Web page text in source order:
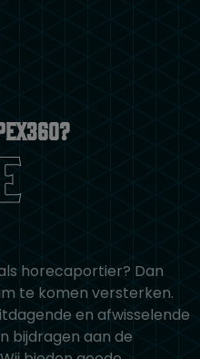
horecaportier? Dan
te komen versterken.
en afwisselende
bijdragen aan de